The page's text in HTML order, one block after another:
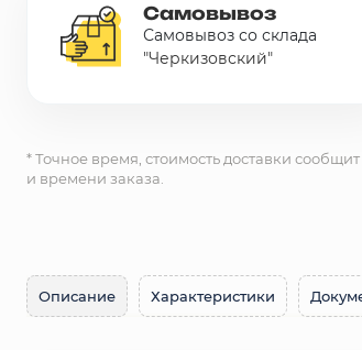
Удалено из
Самовывоз
Самовывоз со склада
"Черкизовский"
* Точное время, стоимость доставки
и времени заказа.
Описание Характеристики